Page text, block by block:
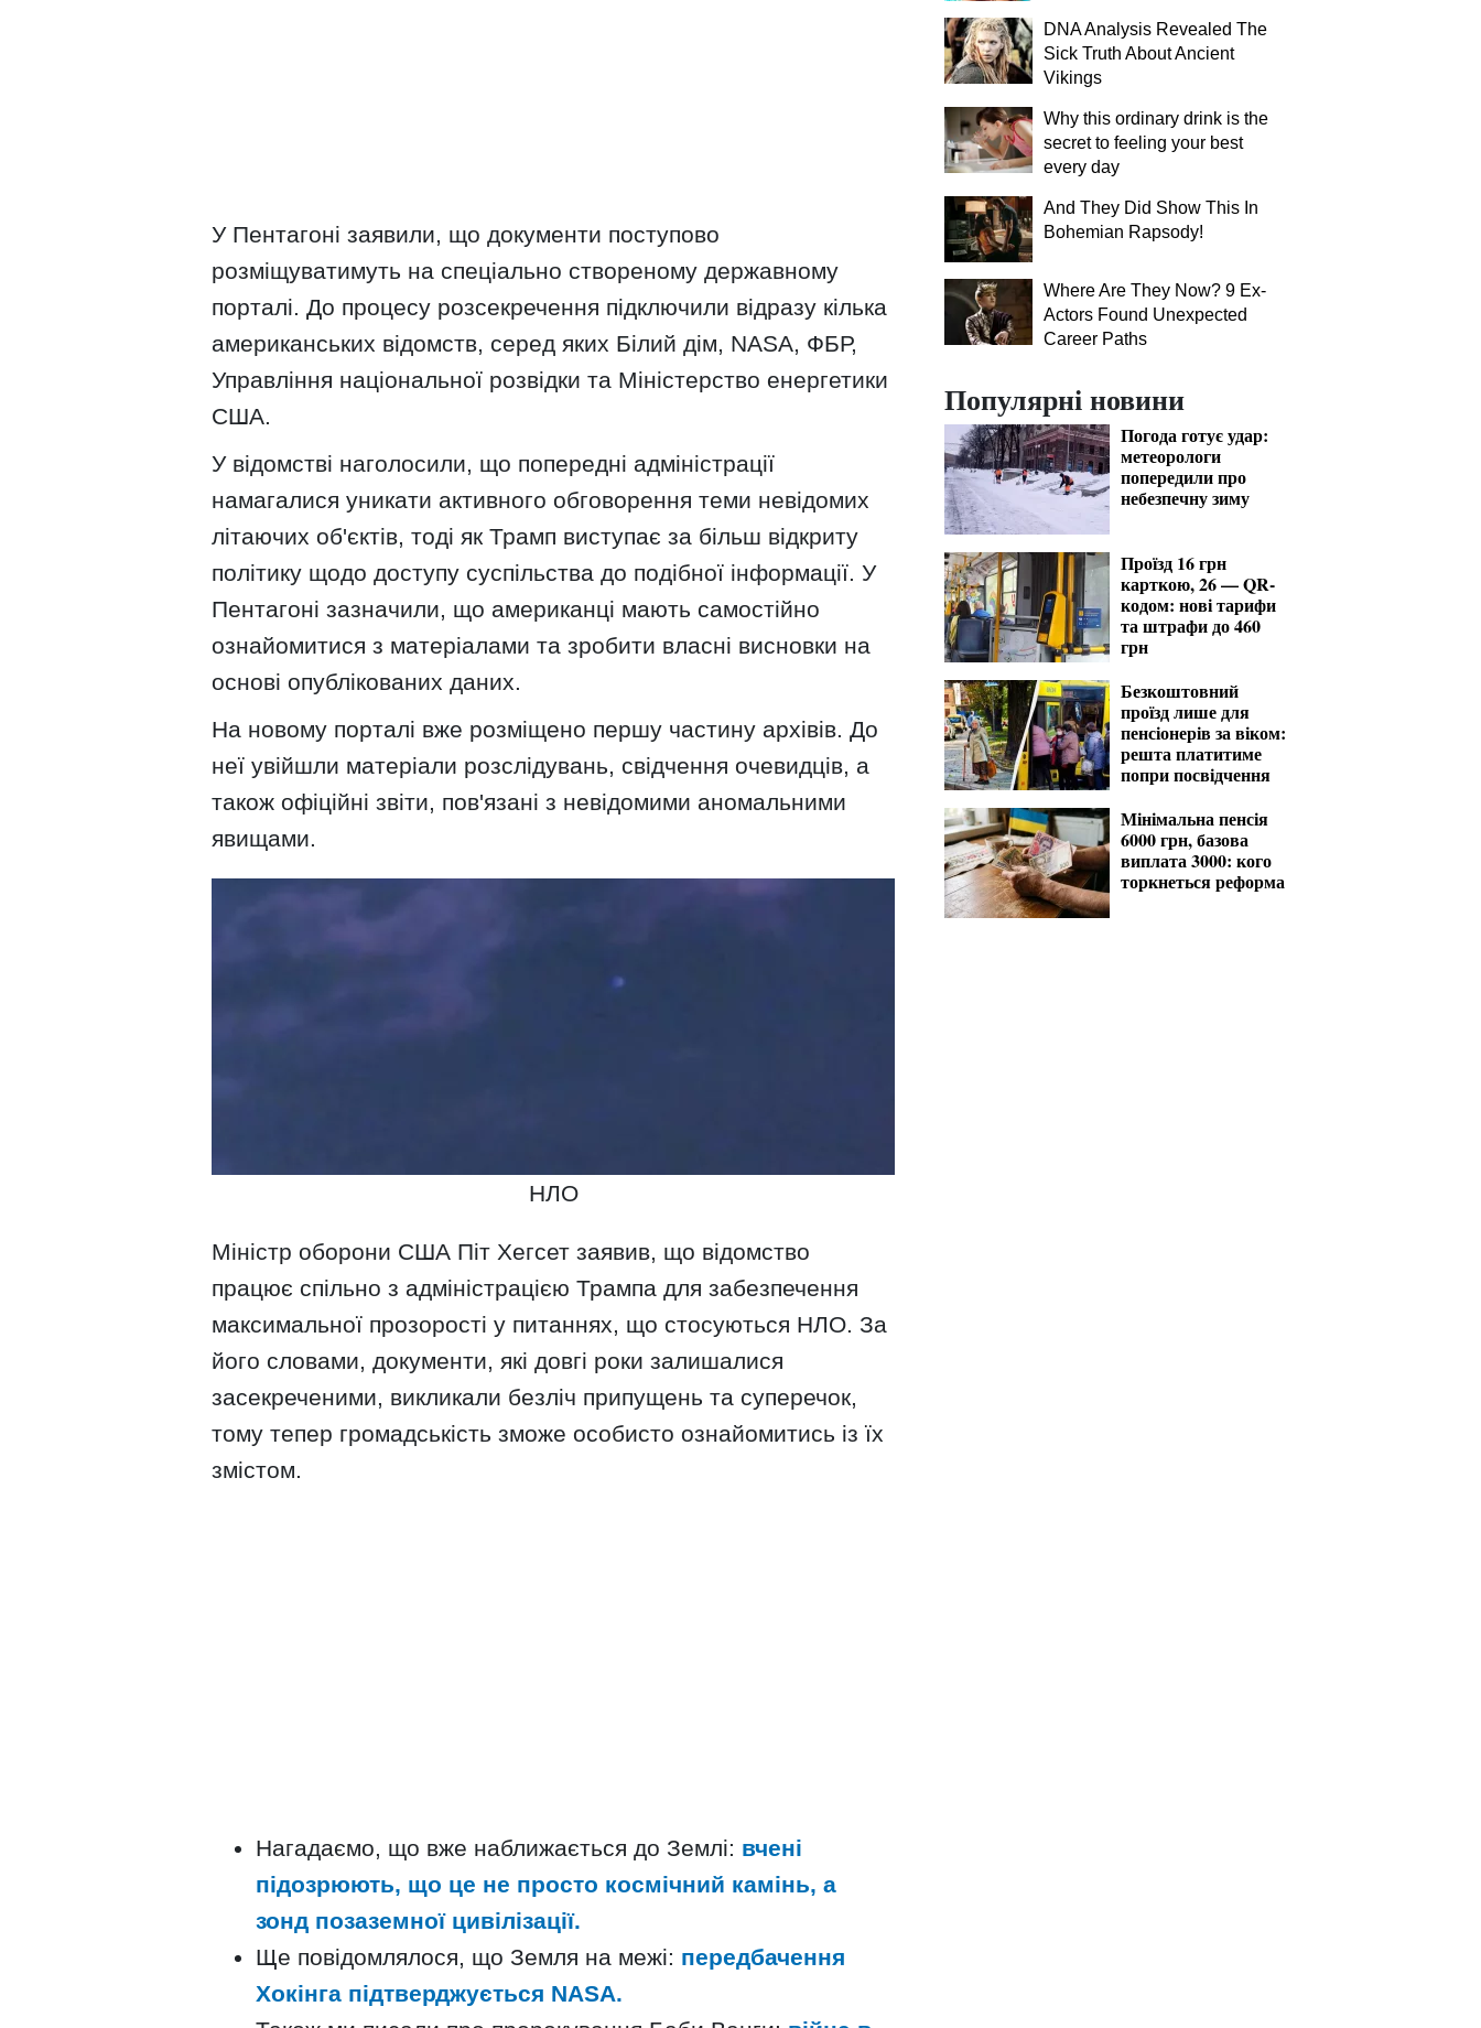
У Пентагоні заявили, що документи поступово
розміщуватимуть на спеціально створеному державному
порталі. До процесу розсекречення підключили відразу кілька
американських відомств, серед яких Білий дім, NASA, ФБР,
Управління національної розвідки та Міністерство енергетики
США.
У відомстві наголосили, що попередні адміністрації
намагалися уникати активного обговорення теми невідомих
літаючих об'єктів, тоді як Трамп виступає за більш відкриту
політику щодо доступу суспільства до подібної інформації. У
Пентагоні зазначили, що американці мають самостійно
ознайомитися з матеріалами та зробити власні висновки на
основі опублікованих даних.
На новому порталі вже розміщено першу частину архівів. До
неї увійшли матеріали розслідувань, свідчення очевидців, а
також офіційні звіти, пов'язані з невідомими аномальними
явищами.
НЛО
Міністр оборони США Піт Хегсет заявив, що відомство
працює спільно з адміністрацією Трампа для забезпечення
максимальної прозорості у питаннях, що стосуються НЛО. За
його словами, документи, які довгі роки залишалися
засекреченими, викликали безліч припущень та суперечок,
тому тепер громадськість зможе особисто ознайомитись із їх
змістом.
Нагадаємо, що вже наближається до Землі: вчені
підозрюють, що це не просто космічний камінь, а
зонд позаземної цивілізації.
Ще повідомлялося, що Земля на межі: передбачення
Хокінга підтверджується NASA.
DNA Analysis Revealed The
Sick Truth About Ancient
Vikings
Why this ordinary drink is the
secret to feeling your best
every day
And They Did Show This In
Bohemian Rapsody!
Where Are They Now? 9 Ex-
Actors Found Unexpected
Career Paths
Популярні новини
Погода готує удар:
метеорологи
попередили про
небезпечну зиму
Проїзд 16 грн
карткою, 26 — QR-
кодом: нові тарифи
та штрафи до 460
грн
Безкоштовний
проїзд лише для
пенсіонерів за віком:
решта платитиме
попри посвідчення
Мінімальна пенсія
6000 грн, базова
виплата 3000: кого
торкнеться реформа